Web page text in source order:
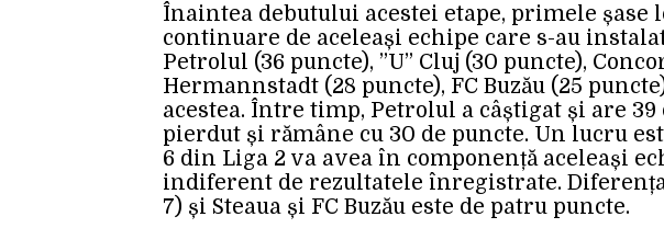
Înaintea debutului acestei etape, primele șase
continuare de aceleași echipe care s-au
Petrolul (36 puncte), ”U” Cluj (30 puncte),
Hermannstadt (28 puncte), FC Buzău (25
acestea. Între timp, Petrolul a câștigat și are
pierdut și rămâne cu 30 de puncte. Un lucru
6 din Liga 2 va avea în componență aceleași
indiferent de rezultatele înregistrate.
7) și Steaua și FC Buzău este de patru puncte.